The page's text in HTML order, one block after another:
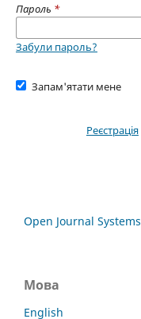
Пароль *
Забули пароль?
Запам'ятати мене
Реєстрація
Open Journal Systems
Мова
English